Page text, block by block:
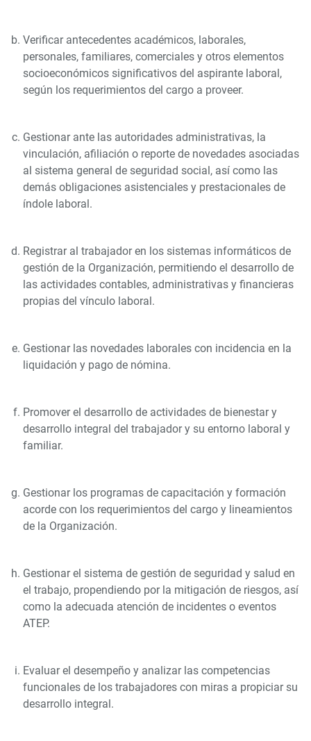
Verificar antecedentes académicos, laborales,
personales, familiares, comerciales y otros elementos
socioeconómicos significativos del aspirante laboral,
según los requerimientos del cargo a proveer.
Gestionar ante las autoridades administrativas, la
vinculación, afiliación o reporte de novedades asociadas
al sistema general de seguridad social, así como las
demás obligaciones asistenciales y prestacionales de
índole laboral.
Registrar al trabajador en los sistemas informáticos de
gestión de la Organización, permitiendo el desarrollo de
las actividades contables, administrativas y financieras
propias del vínculo laboral.
Gestionar las novedades laborales con incidencia en la
liquidación y pago de nómina.
Promover el desarrollo de actividades de bienestar y
desarrollo integral del trabajador y su entorno laboral y
familiar.
Gestionar los programas de capacitación y formación
acorde con los requerimientos del cargo y lineamientos
de la Organización.
Gestionar el sistema de gestión de seguridad y salud en
el trabajo, propendiendo por la mitigación de riesgos, así
como la adecuada atención de incidentes o eventos
ATEP.
Evaluar el desempeño y analizar las competencias
funcionales de los trabajadores con miras a propiciar su
desarrollo integral.